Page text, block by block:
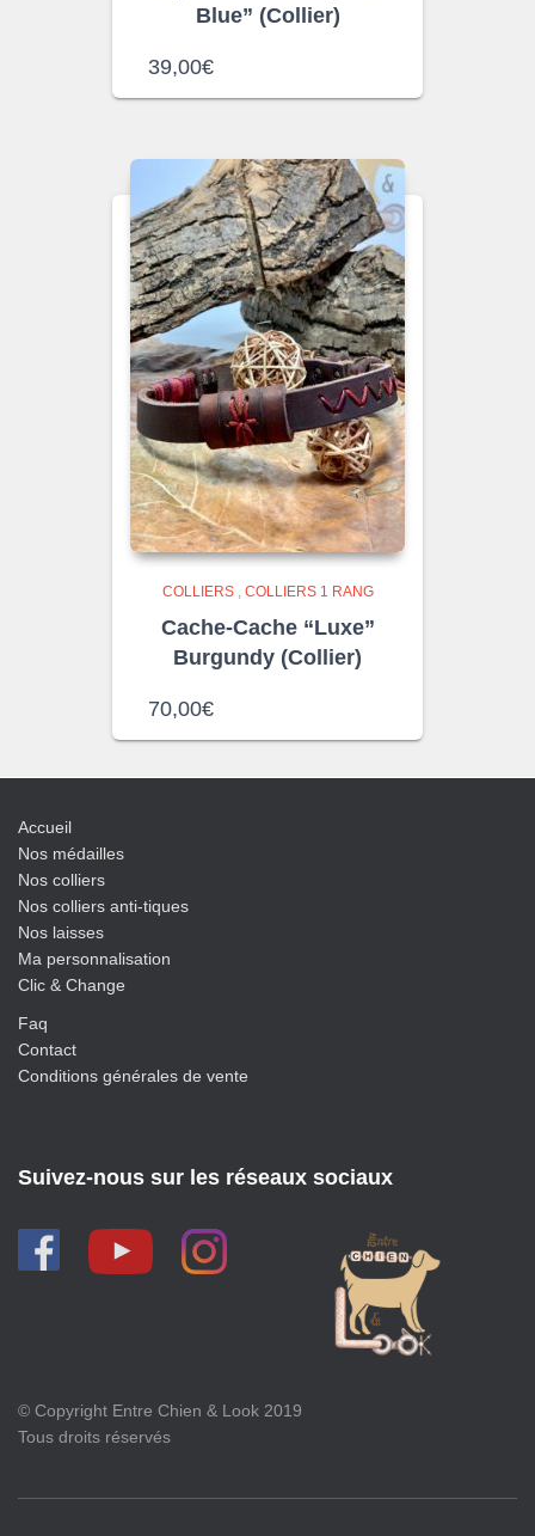
Blue” (Collier)
39,00€
COLLIERS, COLLIERS 1 RANG
Cache-Cache “Luxe”
Burgundy (Collier)
70,00€
Accueil
Nos médailles
Nos colliers
Nos colliers anti-tiques
Nos laisses
Ma personnalisation
Clic & Change
Faq
Contact
Conditions générales de vente
Suivez-nous sur les réseaux sociaux
© Copyright Entre Chien & Look 2019
Tous droits réservés